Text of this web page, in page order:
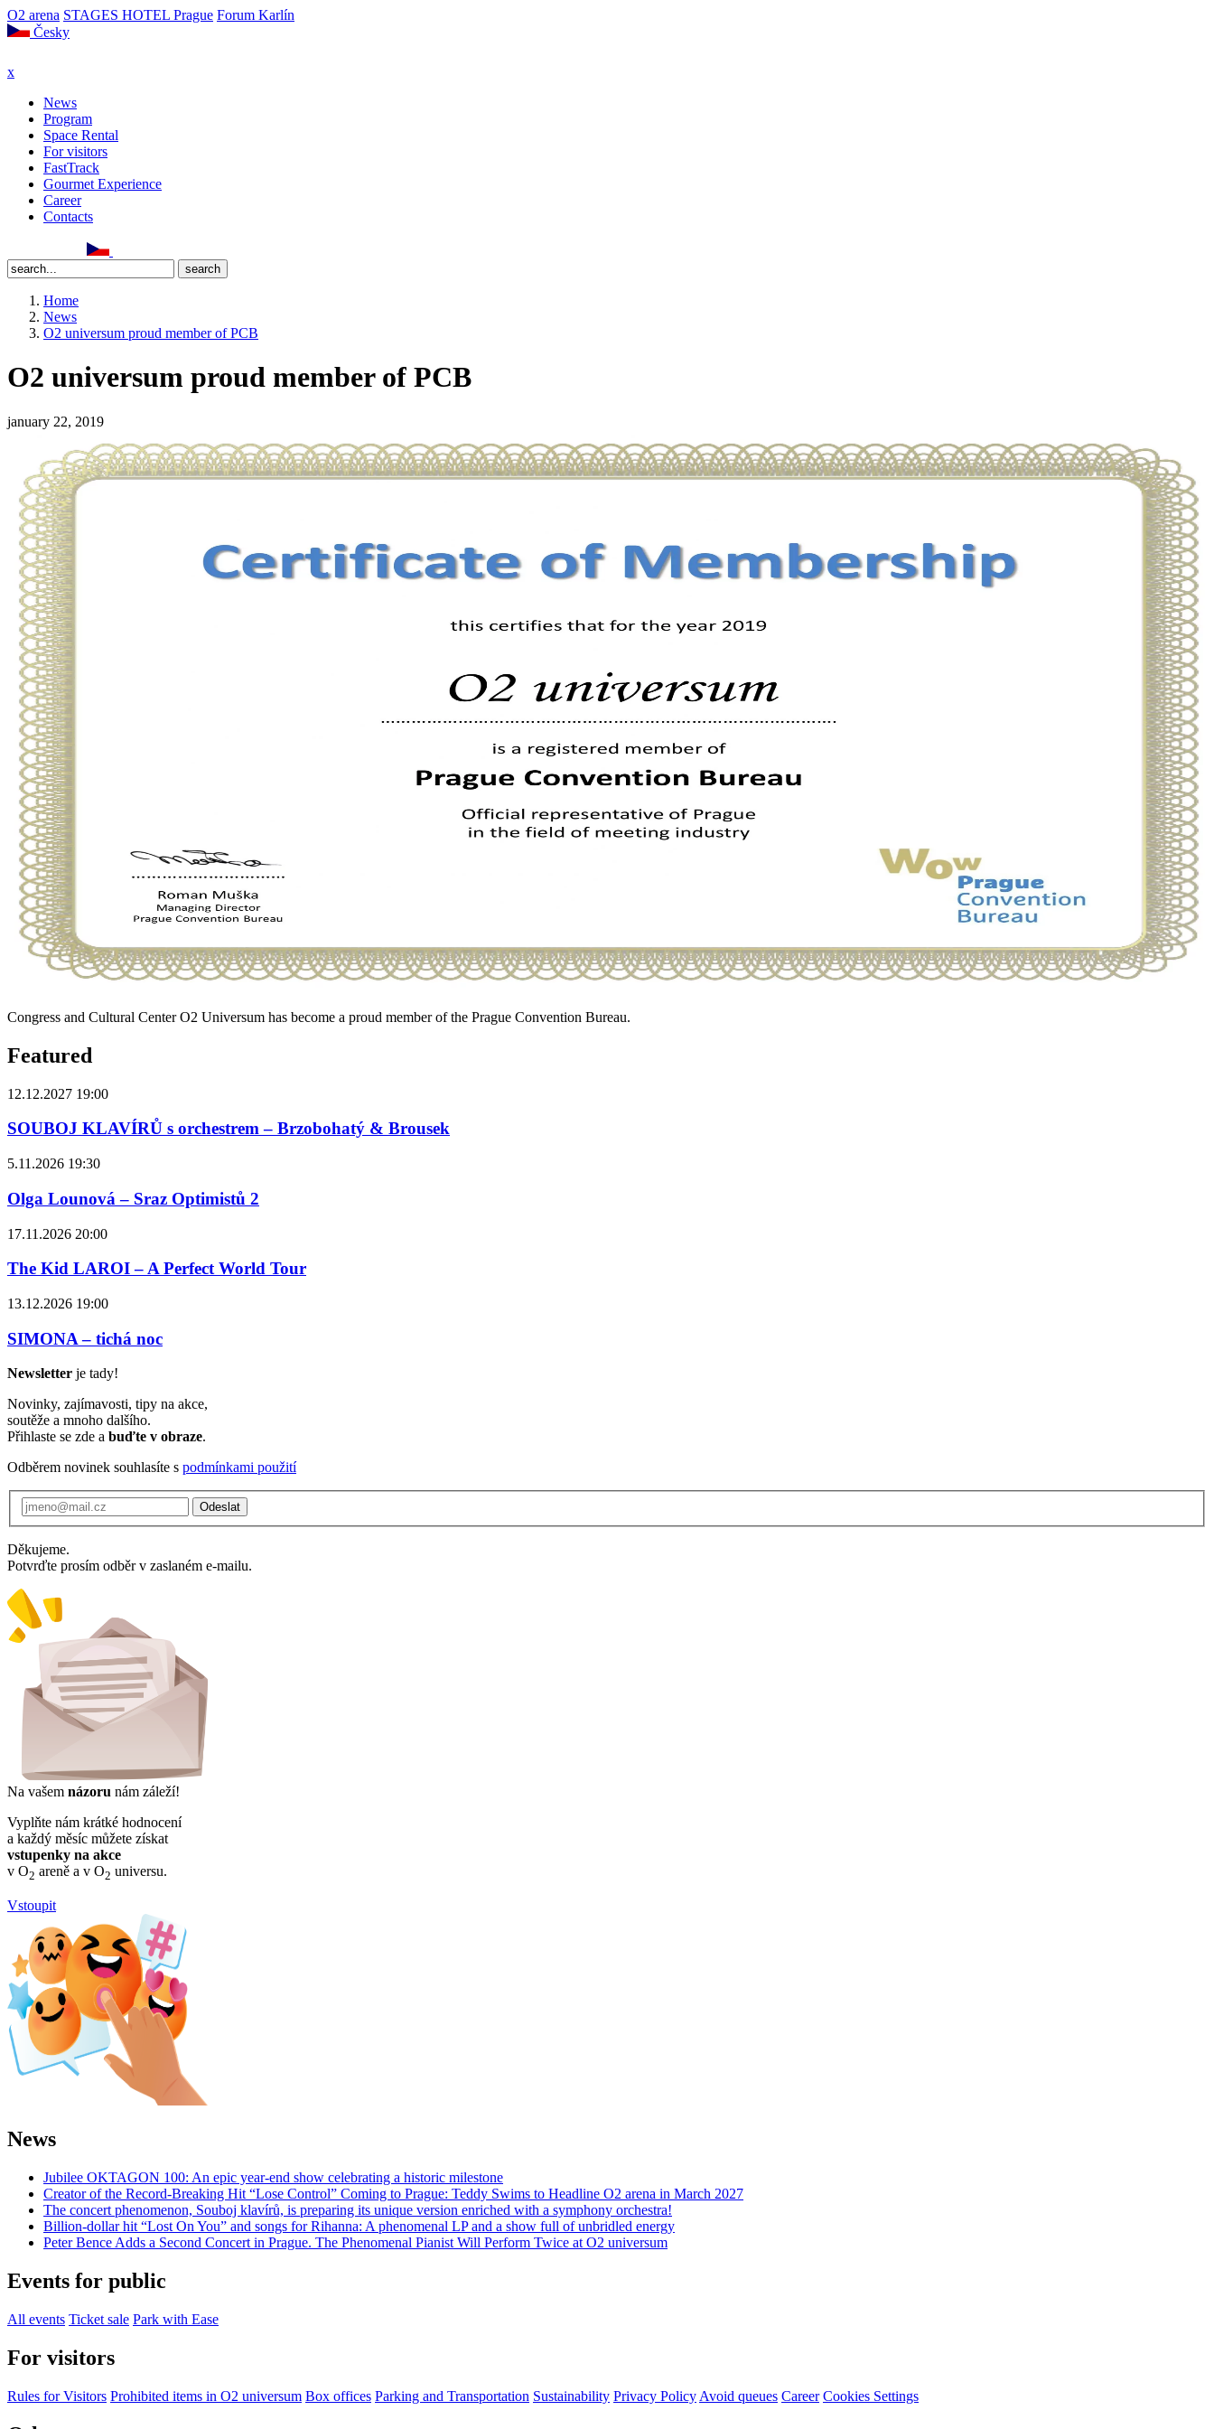
O2 arena STAGES HOTEL Prague Forum Karlín
Česky
x
News
Program
Space Rental
For visitors
FastTrack
Gourmet Experience
Career
Contacts
Home
News
O2 universum proud member of PCB
O2 universum proud member of PCB
january 22, 2019
Congress and Cultural Center O2 Universum has become a proud member of the Prague Convention Bureau.
Featured
12.12.2027 19:00
SOUBOJ KLAVÍRŮ s orchestrem – Brzobohatý & Brousek
5.11.2026 19:30
Olga Lounová – Sraz Optimistů 2
17.11.2026 20:00
The Kid LAROI – A Perfect World Tour
13.12.2026 19:00
SIMONA – tichá noc
Newsletter je tady!
Novinky, zajímavosti, tipy na akce,
soutěže a mnoho dalšího.
Přihlaste se zde a buďte v obraze.
Odběrem novinek souhlasíte s podmínkami použití
Odeslat
Děkujeme.
Potvrďte prosím odběr v zaslaném e-mailu.
Na vašem názoru nám záleží!
Vyplňte nám krátké hodnocení
a každý měsíc můžete získat
vstupenky na akce
v O2 areně a v O2 universu.
Vstoupit
News
Jubilee OKTAGON 100: An epic year-end show celebrating a historic milestone
Creator of the Record-Breaking Hit “Lose Control” Coming to Prague: Teddy Swims to Headline O2 arena in March 2027
The concert phenomenon, Souboj klavírů, is preparing its unique version enriched with a symphony orchestra!
Billion-dollar hit “Lost On You” and songs for Rihanna: A phenomenal LP and a show full of unbridled energy
Peter Bence Adds a Second Concert in Prague. The Phenomenal Pianist Will Perform Twice at O2 universum
Events for public
All events Ticket sale Park with Ease
For visitors
Rules for Visitors Prohibited items in O2 universum Box offices Parking and Transportation Sustainability Privacy Policy Avoid queues Career Cookies Settings